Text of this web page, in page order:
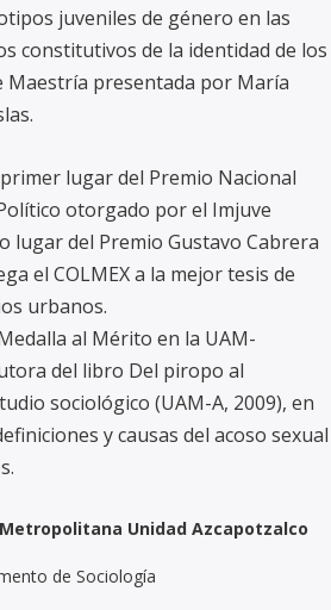
juveniles de género en las
constitutivos de la identidad de los
Maestría presentada por María
lugar del Premio Nacional
otorgado por el Imjuve
lugar del Premio Gustavo Cabrera
el COLMEX a la mejor tesis de
urbanos.
al Mérito en la UAM-
del libro Del piropo al
sociológico (UAM-A, 2009), en
y causas del acoso sexual
Unidad Azcapotzalco
de Sociología